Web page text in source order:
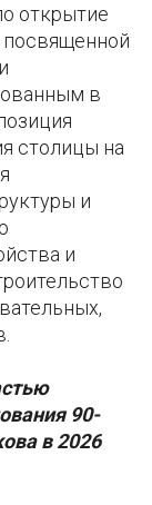
открытие
в
столицы на
и
и
90-
в 2026